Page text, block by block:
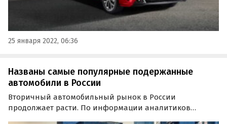
25 января 2022, 06:36
Названы самые популярные подержанные
автомобили в России
Вторичный автомобильный рынок в России
продолжает расти. По информации аналитиков